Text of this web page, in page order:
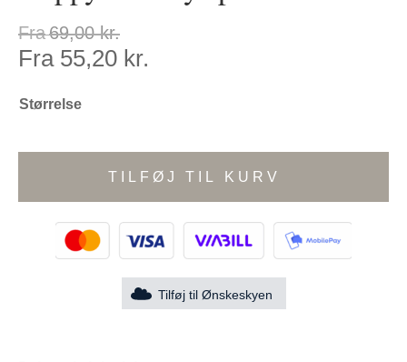
Fra69,00kr.
Fra 55,20 kr.
Størrelse
TILFØJ TIL KURV
Tilføj til Ønskeskyen